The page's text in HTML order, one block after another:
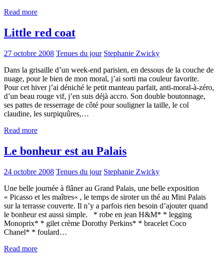
Read more
Little red coat
27 octobre 2008 Tenues du jour Stephanie Zwicky
Dans la grisaille d’un week-end parisien, en dessous de la couche de
nuage, pour le bien de mon moral, j’ai sorti ma couleur favorite.
Pour cet hiver j’ai déniché le petit manteau parfait, anti-moral-à-zéro,
d’un beau rouge vif, j’en suis déjà accro. Son double boutonnage,
ses pattes de resserrage de côté pour souligner la taille, le col
claudine, les surpiquûres,…
Read more
Le bonheur est au Palais
24 octobre 2008 Tenues du jour Stephanie Zwicky
Une belle journée à flâner au Grand Palais, une belle exposition
« Picasso et les maîtres« , le temps de siroter un thé au Mini Palais
sur la terrasse couverte. Il n’y a parfois rien besoin d’ajouter quand
le bonheur est aussi simple. * robe en jean H&M* * legging
Monoprix* * gilet crème Dorothy Perkins* * bracelet Coco
Chanel* * foulard…
Read more